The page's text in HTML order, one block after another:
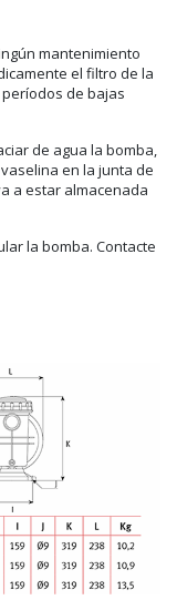
mantenimiento
el filtro de la
de bajas
de agua la bomba,
en la junta de
a estar almacenada
la bomba. Contacte